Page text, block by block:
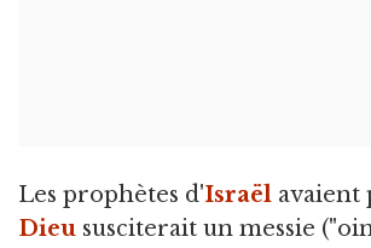
Les prophètes d'Israël avaient
Dieu susciterait un messie